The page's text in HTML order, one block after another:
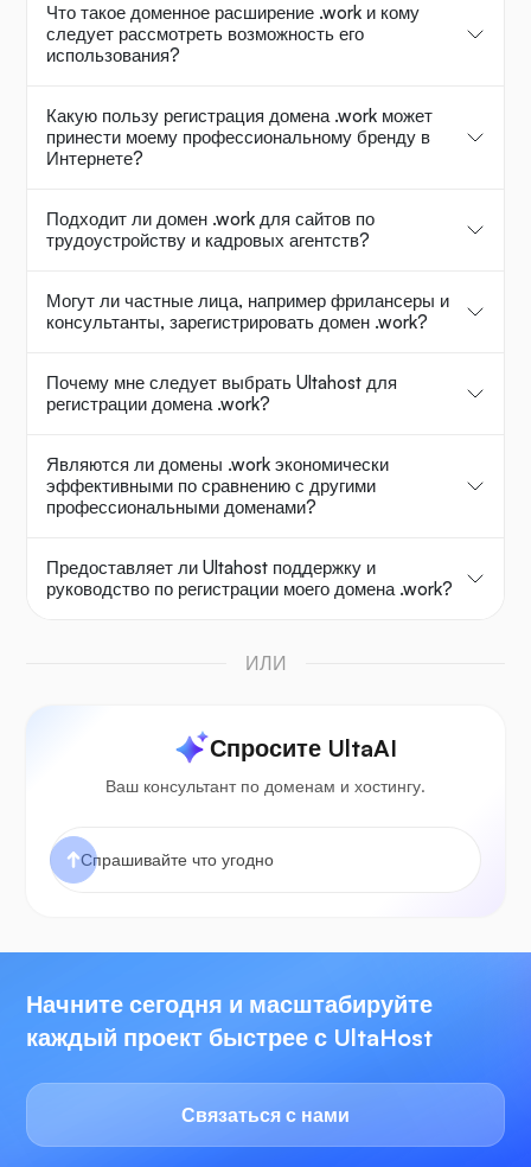
Что такое доменное расширение .work и кому
следует рассмотреть возможность его
использования?
Какую пользу регистрация домена .work может
принести моему профессиональному бренду в
Интернете?
Подходит ли домен .work для сайтов по
трудоустройству и кадровых агентств?
Могут ли частные лица, например фрилансеры и
консультанты, зарегистрировать домен .work?
Почему мне следует выбрать Ultahost для
регистрации домена .work?
Являются ли домены .work экономически
эффективными по сравнению с другими
профессиональными доменами?
Предоставляет ли Ultahost поддержку и
руководство по регистрации моего домена .work?
ИЛИ
Спросите UltaAI
Ваш консультант по доменам и хостингу.
Начните сегодня и масштабируйте
каждый проект быстрее с UltaHost
Связаться с нами